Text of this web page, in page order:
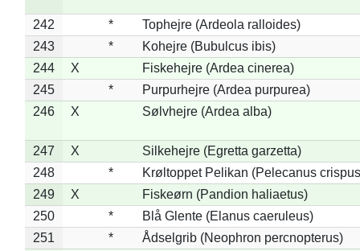
242 *
Tophejre (Ardeola ralloides)
243
*
Kohejre (Bubulcus ibis)
244
X
Fiskehejre (Ardea cinerea)
245
*
Purpurhejre (Ardea purpurea)
246
X Sølvhejre (Ardea alba)
247 X
Silkehejre (Egretta garzetta)
248
*
Krøltoppet Pelikan (Pelecanus
249
X
Fiskeørn (Pandion haliaetus)
250
*
Blå Glente (Elanus caeruleus)
251
*
Ådselgrib (Neophron percnopterus)